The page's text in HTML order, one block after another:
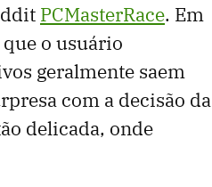
PCMasterRace. Em
o usuário
geralmente saem
com a decisão da
delicada, onde